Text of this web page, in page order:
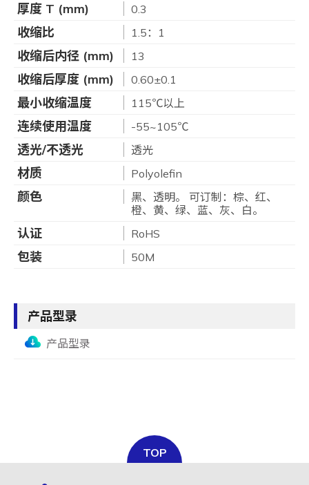
厚度 T (mm) 0.3
收缩比 1.5：1
收缩后内径 (mm) 13
收缩后厚度 (mm) 0.60±0.1
最小收缩温度 115℃以上
连续使用温度 -55~105℃
透光/不透光 透光
材质 Polyolefin
颜色
黑、透明。 可订制：棕、红、
橙、黄、绿、蓝、灰、白。
认证 RoHS
包装 50M
产品型录
产品型录
TOP